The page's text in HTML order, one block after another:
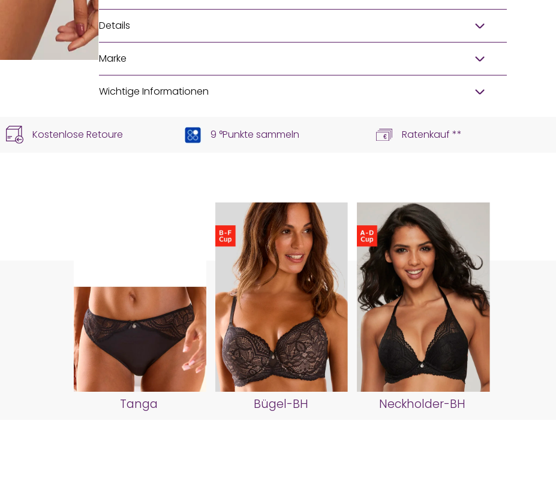
Details
Marke
Wichtige Informationen
Kostenlose Retoure 9 °Punkte sammeln Ratenkauf **
Tanga Bügel-BH Neckholder-BH